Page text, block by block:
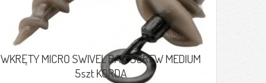
WKRĘTY MICRO SWIVEL BAIT SCREW MEDIUM
5szt KORDA